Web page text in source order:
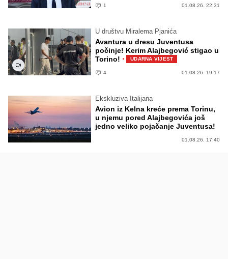
1 01.08.26. 22:31
U društvu Miralema Pjanića
Avantura u dresu Juventusa
počinje! Kerim Alajbegović stigao u
Torino! · UDARNA VIJEST
4 01.08.26. 19:17
Ekskluziva Italijana
Avion iz Kelna kreće prema Torinu,
u njemu pored Alajbegovića još
jedno veliko pojačanje Juventusa!
01.08.26. 17:40